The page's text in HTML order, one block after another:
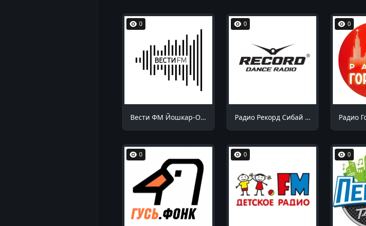
0
Вести ФМ Йошкар-Ола 90.9 FM
0
Радио Рекорд Сибай 100.7 FM
0
0 0 0